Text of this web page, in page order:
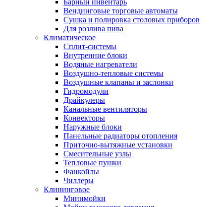
Барный инвентарь
Вендинговые торговые автоматы
Сушка и полировка столовых приборов
Для розлива пива
Климатическое
Сплит-системы
Внутренние блоки
Водяные нагреватели
Воздушно-тепловые системы
Воздушные клапаны и заслонки
Гидромодули
Драйкулеры
Канальные вентиляторы
Конвекторы
Наружные блоки
Панельные радиаторы отопления
Приточно-вытяжные установки
Смесительные узлы
Тепловые пушки
Фанкойлы
Чиллеры
Клининговое
Минимойки